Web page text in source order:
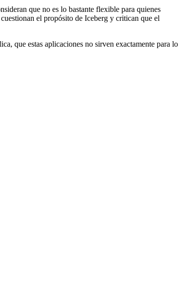
que no es lo bastante flexible para quienes
el propósito de Iceberg y critican que el
que estas aplicaciones no sirven exactamente para lo